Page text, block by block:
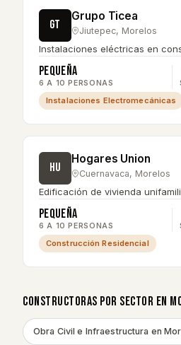
GT
Grupo Ticea
Jiutepec, Morelos
Instalaciones eléctricas en
Pequeña
6 A 10 PERSONAS
Instalaciones Electromecánicas
HU
Hogares Union
Cuernavaca, Morelos
Edificación de vivienda
Pequeña
6 A 10 PERSONAS
Construcción Residencial
CONSTRUCTORAS POR SECTOR EN
Obra Civil e Infraestructura en